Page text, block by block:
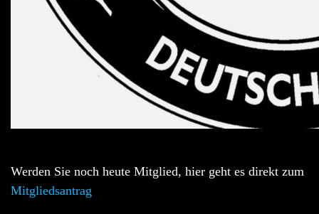
Werden Sie noch heute Mitglied, hier geht es direkt zum
Mitgliedsantrag